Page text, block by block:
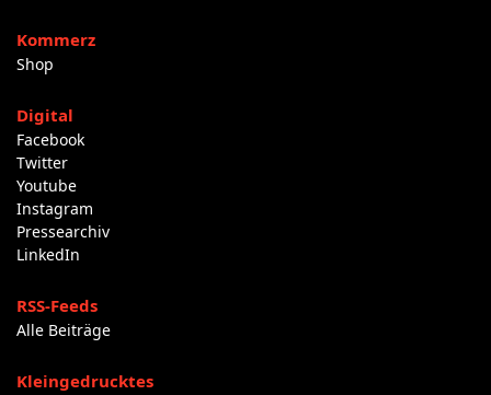
Kommerz
Shop
Digital
Facebook
Twitter
Youtube
Instagram
Pressearchiv
LinkedIn
RSS-Feeds
Alle Beiträge
Kleingedrucktes